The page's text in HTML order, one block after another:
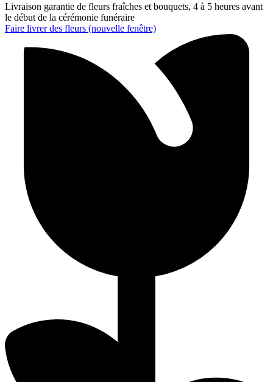
Livraison garantie de fleurs fraîches et bouquets, 4 à 5 heures avant
le début de la cérémonie funéraire
Faire livrer des fleurs (nouvelle fenêtre)